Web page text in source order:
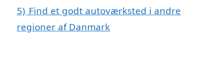
5) Find et godt autoværksted i andre
regioner af Danmark